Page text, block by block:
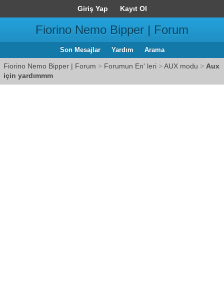
Giriş Yap Kayıt Ol
Fiorino Nemo Bipper | Forum
Son Mesajlar Yardım Arama
Fiorino Nemo Bipper | Forum > Forumun En' leri >AUX modu > Aux
için yardımmm